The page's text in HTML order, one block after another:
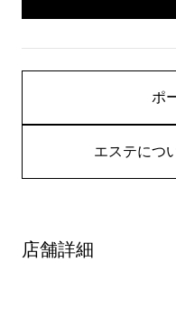
ポ
エステにつ
店舗詳細